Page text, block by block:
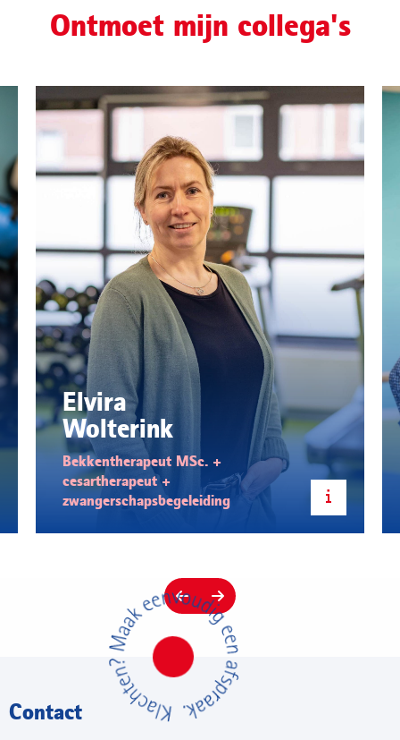
Ontmoet mijn collega's
Han
Otten
Psychosomatisch fysiotherapeut
Contact